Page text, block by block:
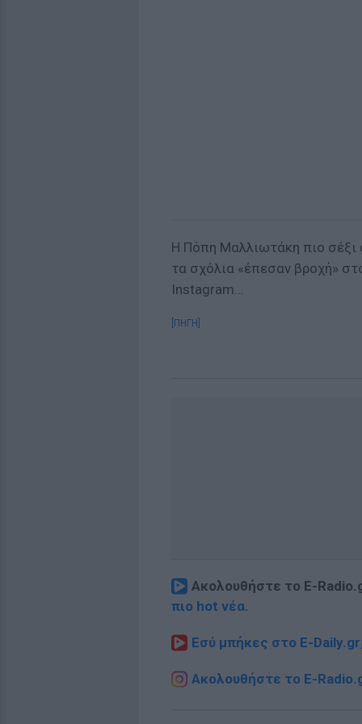
Η Πόπη Μαλλιωτάκη πιο σέξι
τα σχόλια «έπεσαν βροχή»
Instagram…
[ΠΗΓΗ]
Ακολουθήστε το E-
πιο hot νέα.
Εσύ μπήκες στο E-
Ακολουθήστε το E-